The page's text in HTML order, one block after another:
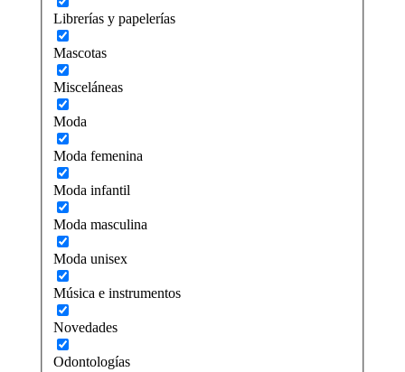
Librerías y papelerías
Mascotas
Misceláneas
Moda
Moda femenina
Moda infantil
Moda masculina
Moda unisex
Música e instrumentos
Novedades
Odontologías